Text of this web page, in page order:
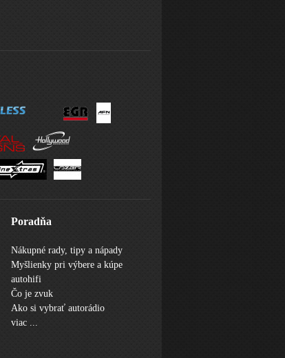
Poradňa
Nákupné rady, tipy a nápady
Myšlienky pri výbere a kúpe
autohifi
Čo je zvuk
Ako si vybrať autorádio
viac ...